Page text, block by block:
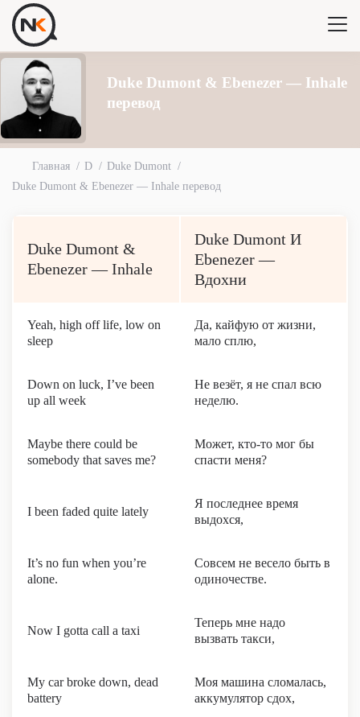
Duke Dumont & Ebenezer — Inhale
перевод
Главная D
Duke Dumont
Duke Dumont & Ebenezer — Inhale перевод
Duke Dumont &
Ebenezer — Inhale
Duke Dumont И
Ebenezer —
Вдохни
Yeah, high off life, low on
sleep
Да, кайфую от жизни,
мало сплю,
Down on luck, I’ve been
up all week
Не везёт, я не спал всю
неделю.
Maybe there could be
somebody that saves me?
Может, кто-то мог бы
спасти меня?
I been faded quite lately
Я последнее время
выдохся,
It’s no fun when you’re
alone.
Совсем не весело быть в
одиночестве.
Now I gotta call a taxi
Теперь мне надо
вызвать такси,
My car broke down, dead
battery
Моя машина сломалась,
аккумулятор сдох,